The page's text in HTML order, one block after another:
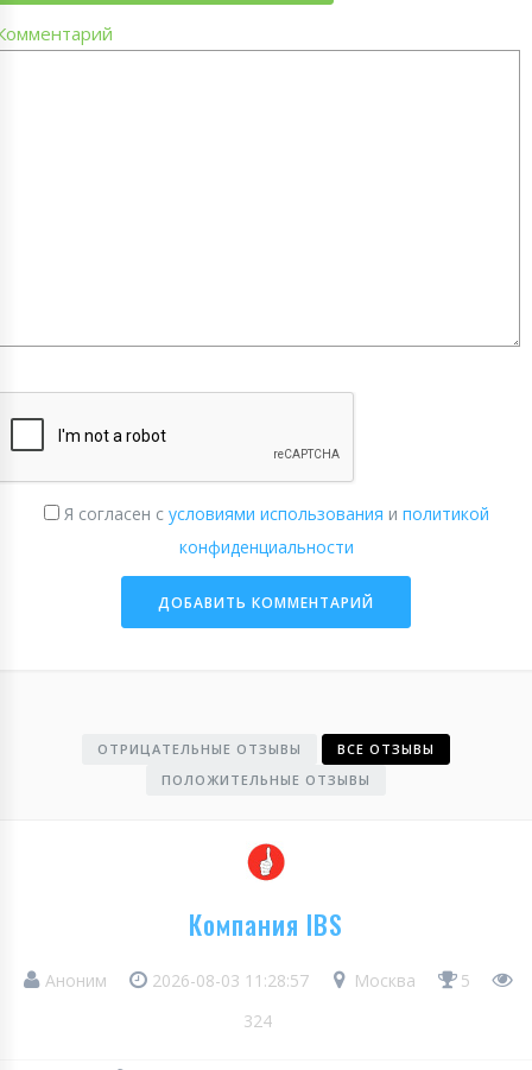
Я согласен с условиями использования и политикой
конфиденциальности
ОТРИЦАТЕЛЬНЫЕ ОТЗЫВЫ
ВСЕ ОТЗЫВЫ
ПОЛОЖИТЕЛЬНЫЕ ОТЗЫВЫ
Компания IBS
Аноним 2026-08-03 11:28:57 Москва
5
324